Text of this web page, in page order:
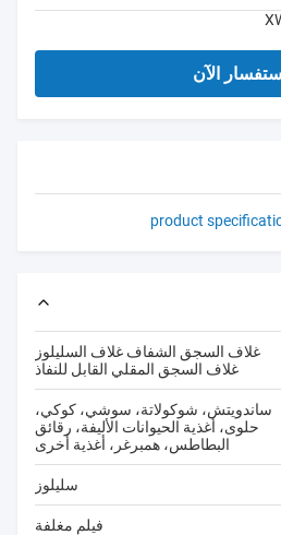
الآن
product
غلاف السجق الشفاف غلاف السليلوز
غلاف السجق المقلي القابل للنفاذ
ساندويتش، شوكولاتة، سوشي، كوكي،
حلوى، أغذية الحيوانات الأليفة، رقائق
البطاطس، همبرغر، أغذية أخرى
سليلوز
فيلم مغلفة